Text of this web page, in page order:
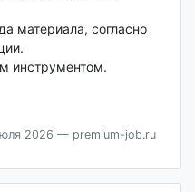
материала, согласно
инструментом.
2026 — premium-job.ru